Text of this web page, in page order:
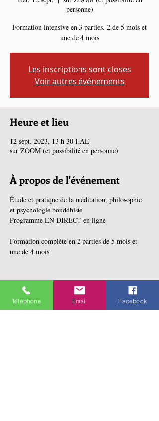
personne)
Formation intensive en 3 parties. 2 de 5 mois et
une de 4 mois
Les inscriptions sont closes
Voir autres événements
Heure et lieu
12 sept. 2023, 13 h 30 HAE
sur ZOOM (et possibilité en personne)
À propos de l'événement
Étude et pratique de la méditation, philosophie
et psychologie bouddhiste
Programme EN DIRECT en ligne
Formation complète en 2 parties de 5 mois et
une de 4 mois
En lire plus >
Téléphone Email Facebook